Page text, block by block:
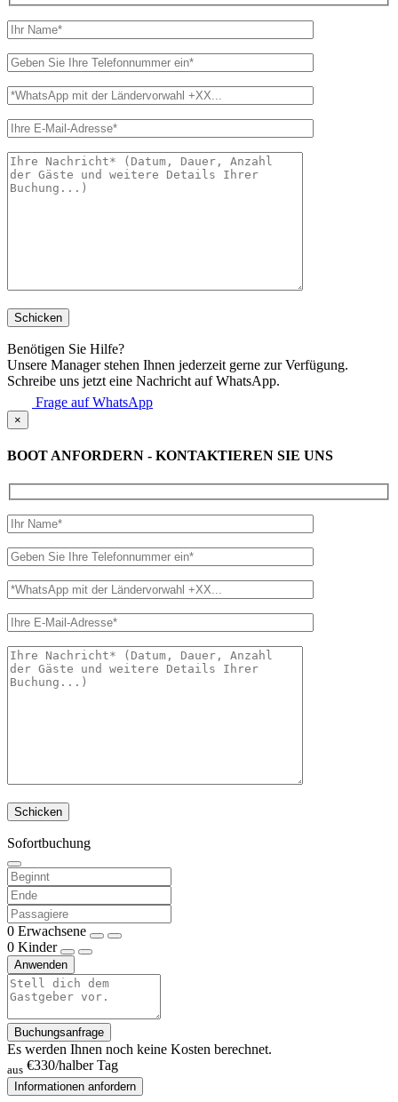
Benötigen Sie Hilfe?
Unsere Manager stehen Ihnen jederzeit gerne zur Verfügung.
Schreibe uns jetzt eine Nachricht auf WhatsApp.
Frage auf WhatsApp
×
BOOT ANFORDERN - KONTAKTIEREN SIE UNS
Sofortbuchung
0 Erwachsene
0 Kinder
Anwenden
Buchungsanfrage
Es werden Ihnen noch keine Kosten berechnet.
aus €330/halber Tag
Informationen anfordern